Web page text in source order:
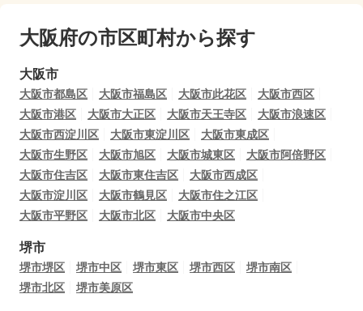
大阪府の市区町村から探す
大阪市
大阪市都島区 大阪市福島区 大阪市此花区
大阪市西区
大阪市港区
大阪市大正区 大阪市天王寺区
大阪市浪速区
大阪市西淀川区
大阪市東淀川区
大阪市東成区
大阪市生野区
大阪市旭区 大阪市城東区
大阪市阿倍野区
大阪市住吉区
大阪市東住吉区
大阪市西成区
大阪市淀川区
大阪市鶴見区
大阪市住之江区
大阪市平野区
大阪市北区 大阪市中央区
堺市
堺市堺区 堺市中区 堺市東区 堺市西区
堺市南区
堺市北区
堺市美原区